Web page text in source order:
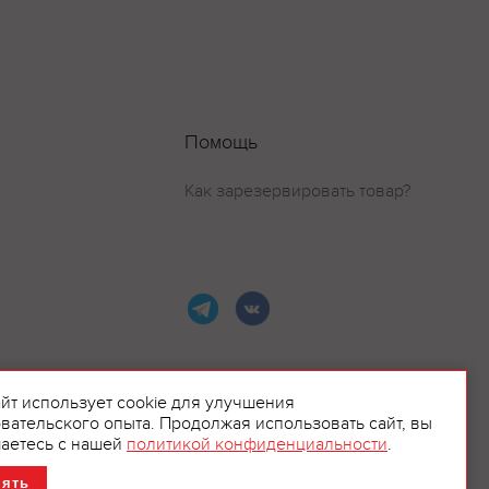
Помощь
Как зарезервировать товар?
использует cookie для улучшения
опыта. Продолжая использовать сайт, вы
с нашей политикой конфиденциальности.